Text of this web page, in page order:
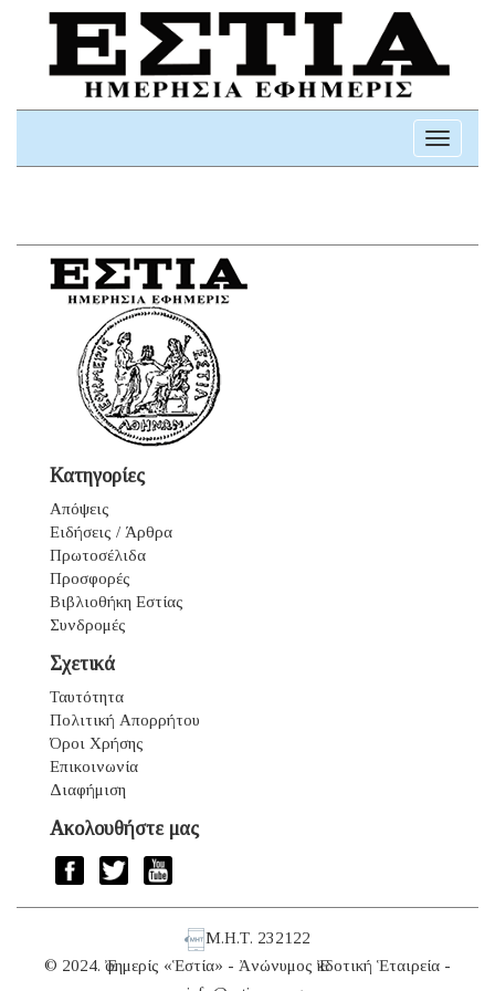
Toggle
Κατηγορίες
Απόψεις
Ειδήσεις / Άρθρα
Πρωτοσέλιδα
Προσφορές
Βιβλιοθήκη Εστίας
Συνδρομές
Σχετικά
Ταυτότητα
Πολιτική Απορρήτου
Όροι Χρήσης
Επικοινωνία
Διαφήμιση
Ακολουθήστε μας
Μ.Η.Τ. 232122
© 2024. Ἐφημερίς «Ἑστία» - Ἀνώνυμος Ἐκδοτική Ἑταιρεία -